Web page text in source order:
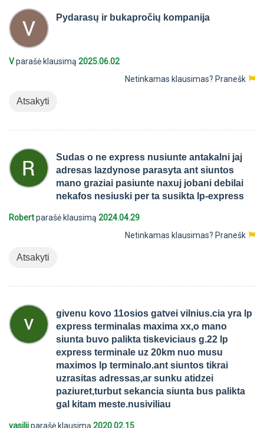
Pydarasų ir bukapročių kompanija
Vparašė klausimą 2025.06.02
Netinkamas klausimas? Pranešk
Atsakyti
Sudas o ne express nusiunte antakalni jaj
adresas lazdynose parasyta ant siuntos
mano graziai pasiunte naxuj jobani debilai
nekafos nesiuski per ta susikta lp-express
Robertparašė klausimą 2024.04.29
Netinkamas klausimas? Pranešk
Atsakyti
givenu kovo 11osios gatvei vilnius.cia yra lp
express terminalas maxima xx,o mano
siunta buvo palikta tiskeviciaus g.22 lp
express terminale uz 20km nuo musu
maximos lp terminalo.ant siuntos tikrai
uzrasitas adressas,ar sunku atidzei
paziuret,turbut sekancia siunta bus palikta
gal kitam meste.nusiviliau
vasilijparašė klausimą 2020.02.15